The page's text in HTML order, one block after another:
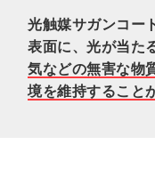
光触媒サガンコー
表面に、光が当た
気などの無害な物
境を維持すること